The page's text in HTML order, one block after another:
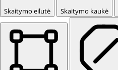
Skaitymo eilutė Skaitymo kaukė